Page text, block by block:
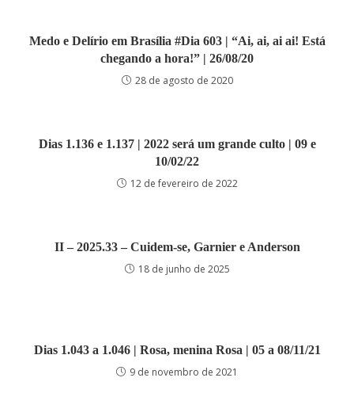
Medo e Delírio em Brasília #Dia 603 | “Ai, ai, ai ai! Está
chegando a hora!” | 26/08/20
28 de agosto de 2020
Dias 1.136 e 1.137 | 2022 será um grande culto | 09 e
10/02/22
12 de fevereiro de 2022
II – 2025.33 – Cuidem-se, Garnier e Anderson
18 de junho de 2025
Dias 1.043 a 1.046 | Rosa, menina Rosa | 05 a 08/11/21
9 de novembro de 2021